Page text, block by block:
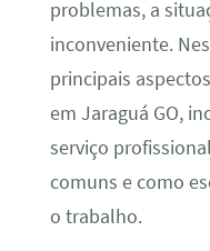
problemas, a
inconveniente.
principais
em Jaraguá GO,
serviço
comuns e como
o trabalho.